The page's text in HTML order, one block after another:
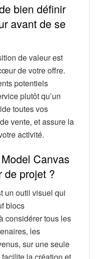
bien définir
avant de se
de valeur est
de votre offre.
potentiels
plutôt qu’un
toutes vos
vente, et assure la
activité.
Canvas
de projet ?
un outil visuel qui
blocs
considérer tous les
les
sur une seule